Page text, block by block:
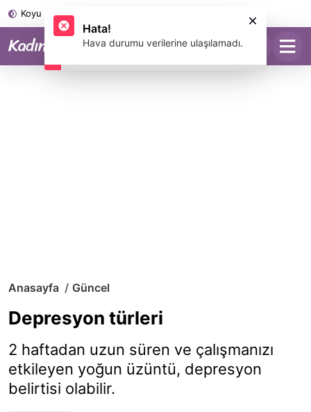
Koyu Mod
Anasayfa Güncel
Depresyon türleri
2 haftadan uzun süren ve çalışmanızı
etkileyen yoğun üzüntü, depresyon
belirtisi olabilir.